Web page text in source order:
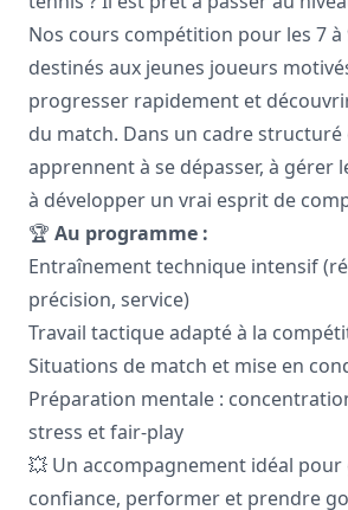
Nos cours compétition pour les 7 à
destinés aux jeunes joueurs
progresser rapidement et
du match. Dans un cadre
apprennent à se dépasser, à gérer
à développer un vrai esprit de
🏆 Au programme :
Entraînement technique intensif
précision, service)
Travail tactique adapté à la
Situations de match et mise en
Préparation mentale :
stress et fair-play
💥 Un accompagnement idéal pour
confiance, performer et prendre